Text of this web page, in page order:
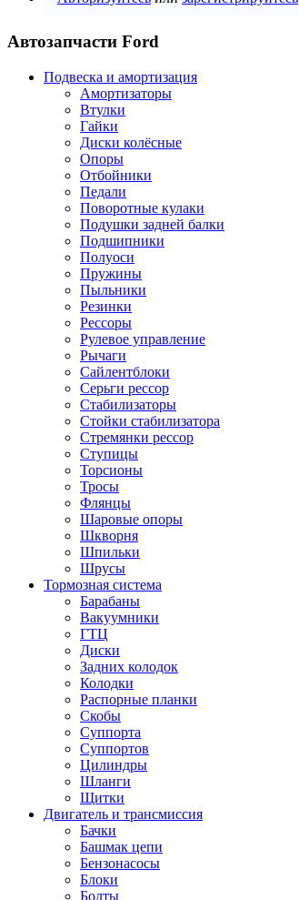
Автозапчасти Ford
Подвеска и амортизация
Амортизаторы
Втулки
Гайки
Диски колёсные
Опоры
Отбойники
Педали
Поворотные кулаки
Подушки задней балки
Подшипники
Полуоси
Пружины
Пыльники
Резинки
Рессоры
Рулевое управление
Рычаги
Сайлентблоки
Серьги рессор
Стабилизаторы
Стойки стабилизатора
Стремянки рессор
Ступицы
Торсионы
Тросы
Флянцы
Шаровые опоры
Шкворня
Шпильки
Шрусы
Тормозная система
Барабаны
Вакуумники
ГТЦ
Диски
Задних колодок
Колодки
Распорные планки
Скобы
Суппорта
Суппортов
Цилиндры
Шланги
Щитки
Двигатель и трансмиссия
Бачки
Башмак цепи
Бензонасосы
Блоки
Болты